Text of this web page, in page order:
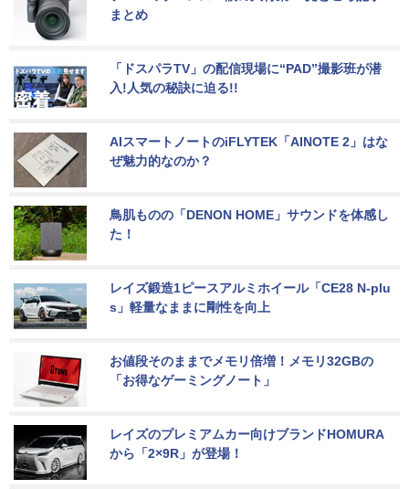
まとめ
「ドスパラTV」の配信現場に“PAD”撮影班が潜
入!人気の秘訣に迫る!!
AIスマートノートのiFLYTEK「AINOTE 2」はな
ぜ魅力的なのか？
鳥肌ものの「DENON HOME」サウンドを体感し
た！
レイズ鍛造1ピースアルミホイール「CE28 N-plu
s」軽量なままに剛性を向上
お値段そのままでメモリ倍増！メモリ32GBの
「お得なゲーミングノート」
レイズのプレミアムカー向けブランドHOMURA
から「2×9R」が登場！